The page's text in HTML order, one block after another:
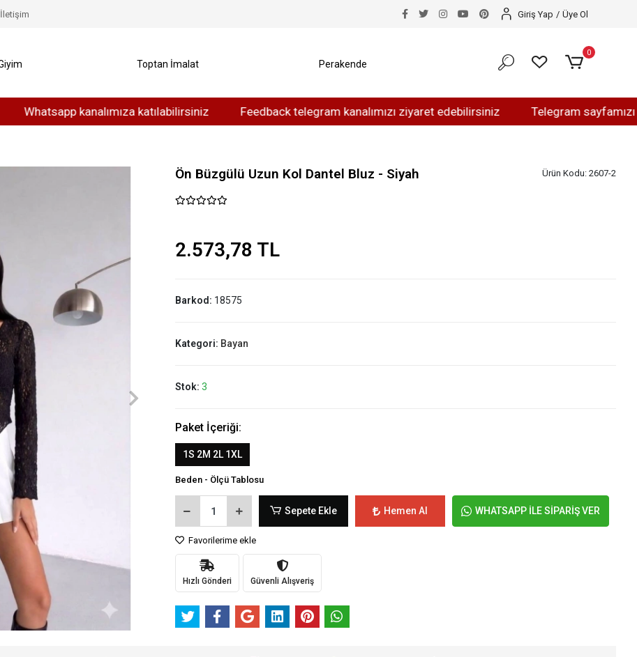
kanalımıza katılabilirsiniz Feedback telegram kanalımızı ziyaret edebilirsiniz Telegram sayfamızı
İletişim Giriş Yap / Üye Ol
Toptan İmalat Perakende
0
Ön Büzgülü Uzun Kol Dantel Bluz - Siyah Ürün Kodu: 2607-2
2.573,78 TL
Barkod: 18575
Kategori: Bayan
Stok: 3
Paket İçeriği:
1S 2M 2L 1XL
Beden - Ölçü Tablosu
Sepete Ekle Hemen Al WHATSAPP İLE SİPARİŞ VER
Favorilerime ekle
Hızlı Gönderi Güvenli Alışveriş